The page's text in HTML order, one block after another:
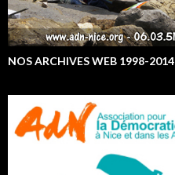
NOS ARCHIVES WEB 1998-2014